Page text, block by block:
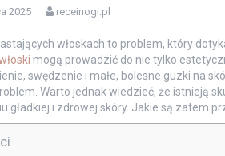
2025 receinogi.pl
włoskach to problem, który
mogą prowadzić do nie tylko
swędzenie i małe, bolesne guzki na
Warto jednak wiedzieć, że istnieją
gładkiej i zdrowej skóry. Jakie są zatem